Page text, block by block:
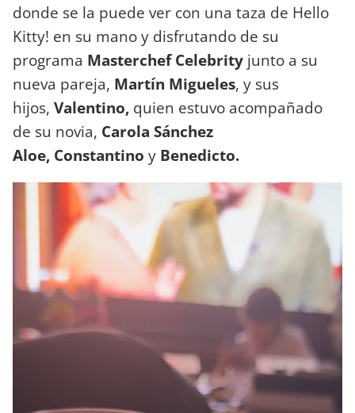
donde se la puede ver con una taza de Hello
Kitty! en su mano y disfrutando de su
programa Masterchef Celebrity junto a su
nueva pareja, Martín Migueles, y sus
hijos, Valentino, quien estuvo acompañado
de su novia, Carola Sánchez
Aloe, Constantino y Benedicto.